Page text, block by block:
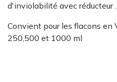
d'inviolabilité avec réducteur
Convient pour les flacons en
250,500 et 1000 ml